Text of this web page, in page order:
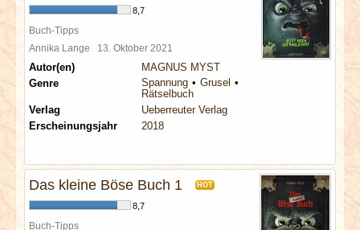
8,7
Buch-Tipps
Annika Lange 13. Oktober 2021
Autor(en)
MAGNUS MYST
Genre
Spannung
Grusel
Rätselbuch
Verlag
Ueberreuter Verlag
Erscheinungsjahr
2018
Das kleine Böse Buch 1 HOT
8,7
Buch-Tipps